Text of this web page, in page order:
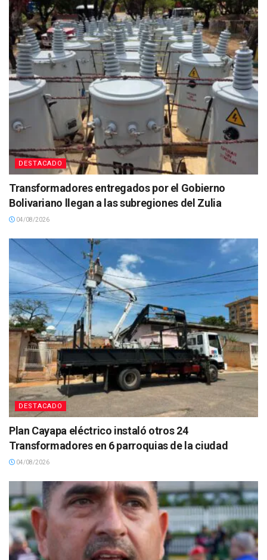
DESTACADO
Transformadores entregados por el Gobierno
Bolivariano llegan a las subregiones del Zulia
04/08/2026
DESTACADO
Plan Cayapa eléctrico instaló otros 24
Transformadores en 6 parroquias de la ciudad
04/08/2026